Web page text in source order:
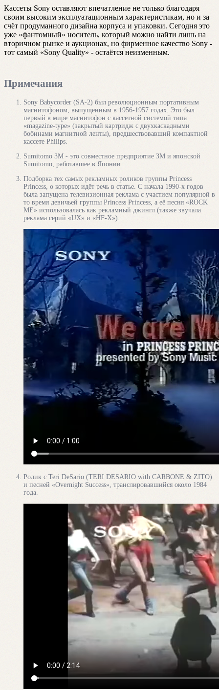
Кассеты Sony оставляют впечатление не только благодаря
своим высоким эксплуатационным характеристикам, но и за
счёт продуманного дизайна корпуса и упаковки. Сегодня это
уже «фантомный» носитель, который можно найти лишь на
вторичном рынке и аукционах, но фирменное качество Sony -
тот самый «Sony Quality» - остаётся неизменным.
Примечания
Sony Babycorder (SA-2) был революционным портативным
магнитофоном, выпущенным в 1956-1957 годах. Это был
первый в мире магнитофон с кассетной системой типа
«magazine-type» (закрытый картридж с двухкаскадными
бобинами магнитной ленты), предшествовавший компактной
кассете Philips.
Sumitomo 3M - это совместное предприятие 3M и японской
Sumitomo, работавшее в Японии.
Подборка тех самых рекламных роликов группы Princess
Princess, о которых идёт речь в статье. С начала 1990-х годов
была запущена телевизионная реклама с участием популярной в
то время девичьей группы Princess Princess, а её песня «ROCK
ME» использовалась как рекламный джингл (также звучала
реклама серий «UX» и «HF-X»).
Ролик с Teri DeSario (TERI DESARIO with CARBONE & ZITO)
и песней «Overnight Success», транслировавшийся около 1984
года.